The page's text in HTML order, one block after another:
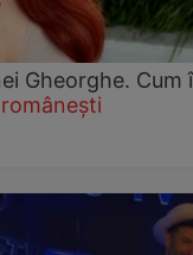
Gheorghe. Cum